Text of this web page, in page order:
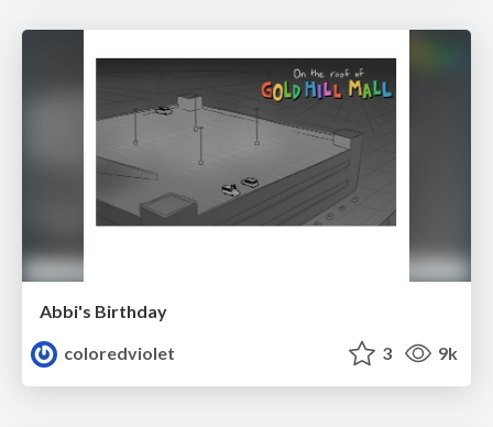
Abbi's Birthday
coloredviolet
3 9k